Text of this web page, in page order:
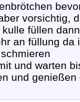
vorsichtig,
füllen
an füllung
und warten
und genießen